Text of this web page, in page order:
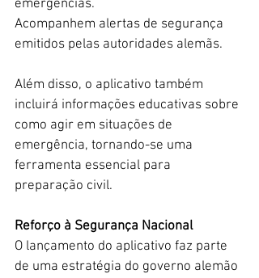
emergências.
Acompanhem alertas de segurança
emitidos pelas autoridades alemãs.
Além disso, o aplicativo também
incluirá informações educativas sobre
como agir em situações de
emergência, tornando-se uma
ferramenta essencial para
preparação civil.
Reforço à Segurança Nacional
O lançamento do aplicativo faz parte
de uma estratégia do governo alemão